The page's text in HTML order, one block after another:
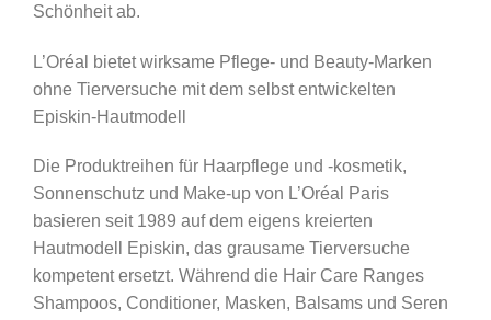
Schönheit ab.
L’Oréal bietet wirksame Pflege- und Beauty-Marken
ohne Tierversuche mit dem selbst entwickelten
Episkin-Hautmodell
Die Produktreihen für Haarpflege und -kosmetik,
Sonnenschutz und Make-up von L’Oréal Paris
basieren seit 1989 auf dem eigens kreierten
Hautmodell Episkin, das grausame Tierversuche
kompetent ersetzt. Während die Hair Care Ranges
Shampoos, Conditioner, Masken, Balsams und Seren